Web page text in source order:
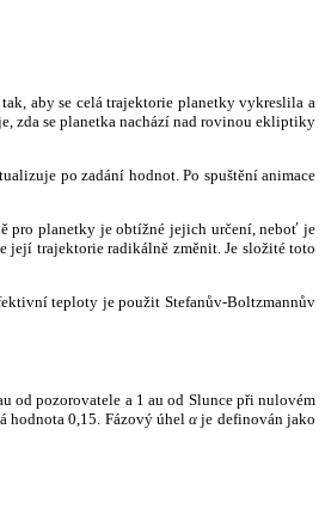
aby se celá trajektorie planetky vykreslila a
zda se planetka nachází nad rovinou ekliptiky
po zadání hodnot. Po spuštění animace
pro planetky je obtížné jejich určení, neboť je
její trajektorie radikálně změnit. Je složité toto
teploty je použit Stefanův-Boltzmannův
od pozorovatele a 1 au od Slunce při nulovém
hodnota 0,15. Fázový úhelα je definován jako